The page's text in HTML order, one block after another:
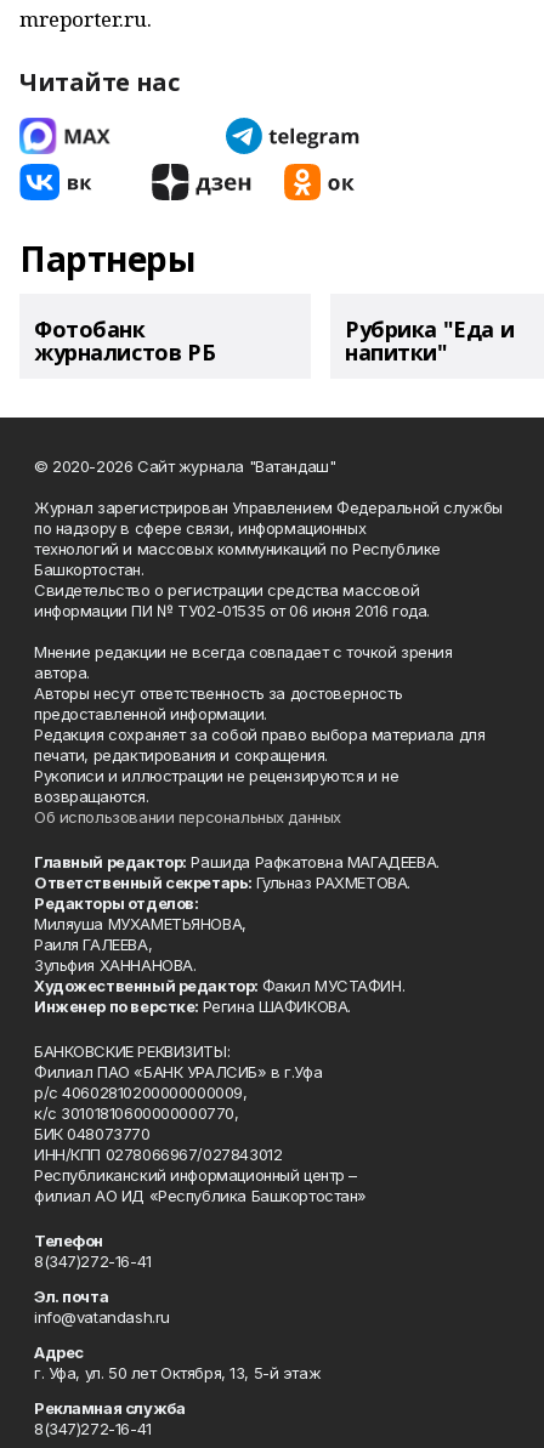
mreporter.ru.
Читайте нас
Партнеры
Фотобанк
журналистов РБ
Рубрика "Еда и
напитки"
© 2020-2026 Сайт журнала "Ватандаш"
Журнал зарегистрирован Управлением Федеральной службы
по надзору в сфере связи, информационных
технологий и массовых коммуникаций по Республике
Башкортостан.
Свидетельство о регистрации средства массовой
информации ПИ № ТУ02-01535 от 06 июня 2016 года.
Мнение редакции не всегда совпадает с точкой зрения
автора.
Авторы несут ответственность за достоверность
предоставленной информации.
Редакция сохраняет за собой право выбора материала для
печати, редактирования и сокращения.
Рукописи и иллюстрации не рецензируются и не
возвращаются.
Об использовании персональных данных
Главный редактор: Рашида Рафкатовна МАГАДЕЕВА.
Ответственный секретарь: Гульназ РАХМЕТОВА.
Редакторы отделов:
Миляуша МУХАМЕТЬЯНОВА,
Раиля ГАЛЕЕВА,
Зульфия ХАННАНОВА.
Художественный редактор: Факил МУСТАФИН.
Инженер по верстке: Регина ШАФИКОВА.
БАНКОВСКИЕ РЕКВИЗИТЫ:
Филиал ПАО «БАНК УРАЛСИБ» в г.Уфа
р/с 40602810200000000009,
к/с 30101810600000000770,
БИК 048073770
ИНН/КПП 0278066967/027843012
Республиканский информационный центр –
филиал АО ИД «Республика Башкортостан»
Телефон
8(347)272-16-41
Эл. почта
info@vatandash.ru
Адрес
г. Уфа, ул. 50 лет Октября, 13, 5-й этаж
Рекламная служба
8(347)272-16-41